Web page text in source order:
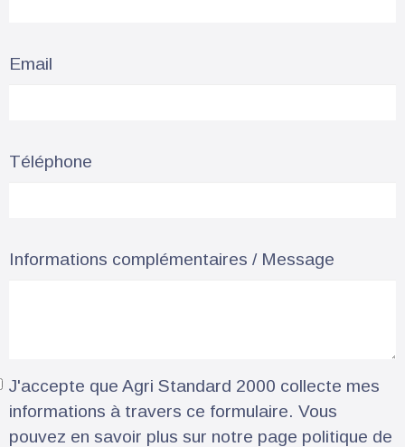
Email
Téléphone
Informations complémentaires / Message
J'accepte que Agri Standard 2000 collecte mes
informations à travers ce formulaire. Vous
pouvez en savoir plus sur notre page politique de